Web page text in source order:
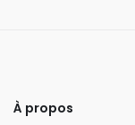
À propos